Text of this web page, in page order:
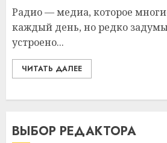
Радио — медиа, которое
каждый день, но редко
устроено...
ЧИТАТЬ ДАЛЕЕ
ВЫБОР РЕДАКТОРА